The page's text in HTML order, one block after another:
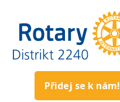
Přidej se k nám!